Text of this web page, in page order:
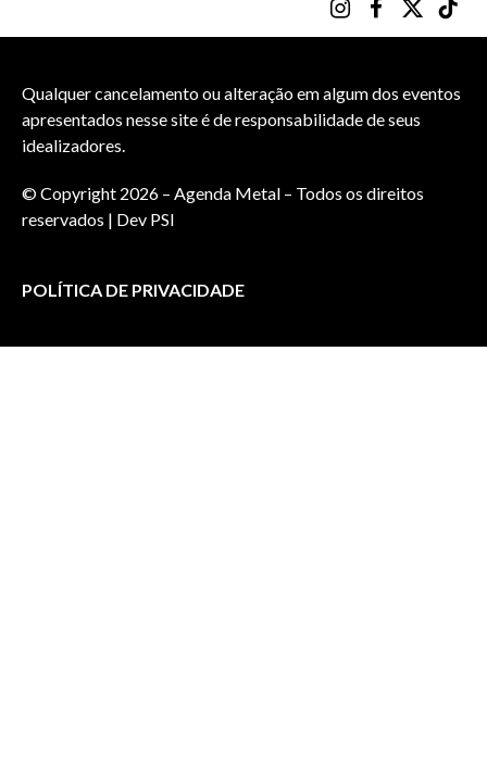
InstagramFacebook
X
(Twitter)
Qualquer cancelamento ou alteração em algum dos eventos
apresentados nesse site é de responsabilidade de seus
idealizadores.
© Copyright 2026 – Agenda Metal – Todos os direitos
reservados | Dev PSI
POLÍTICA DE PRIVACIDADE